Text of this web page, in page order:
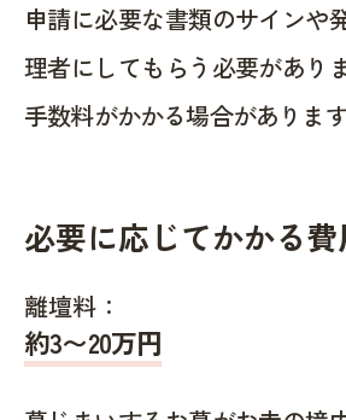
申請に必要な書類のサインや
理者にしてもらう必要があり
手数料がかかる場合があります
必要に応じてかかる費
離壇料：
約3〜20万円